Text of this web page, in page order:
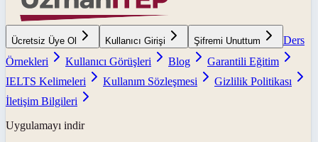
Ücretsiz Üye Ol Kullanıcı Girişi Şifremi Unuttum
Ders
Örnekleri
Kullanıcı Görüşleri Blog
Garantili Eğitim
IELTS Kelimeleri
Kullanım Sözleşmesi
Gizlilik Politikası
İletişim Bilgileri
Uygulamayı indir